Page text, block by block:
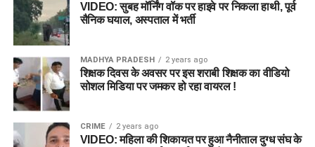
VIDEO: सुबह मॉर्निंग वॉक पर हाइवे पर निकला हाथी, पूर्व
सैनिक घयाल, अस्पताल में भर्ती
MADHYA PRADESH 2 years ago
शिक्षक दिवस के अवसर पर इस शराबी शिक्षक का वीडियो
सोशल मिडिया पर जमकर हो रहा वायरल !
CRIME 2 years ago
VIDEO: महिला की शिकायत पर हुआ नैनीताल दुग्ध संघ के